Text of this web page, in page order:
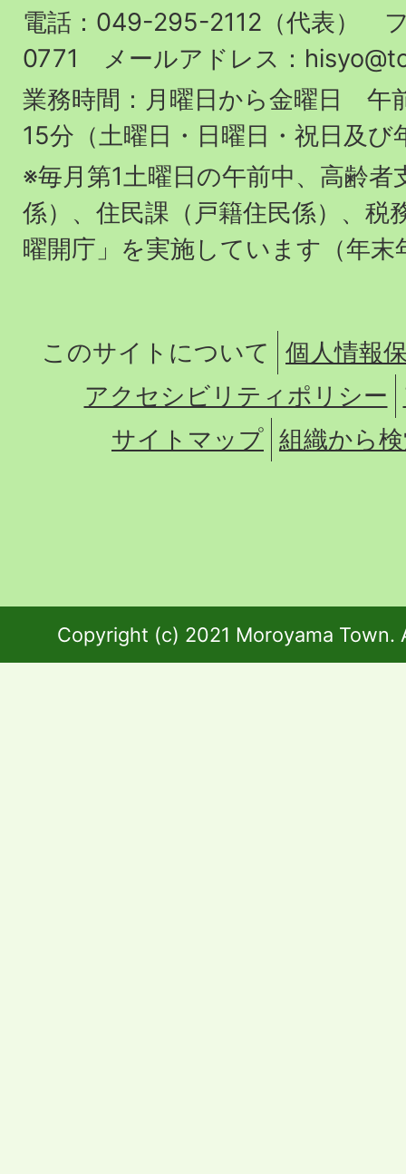
役
場
電話：049-295-2112（代表）
0771 メールアドレス：
業務時間：月曜日から金曜日 午
15分（土曜日・日曜日・祝日及び
※毎月第1土曜日の午前中、高齢者
係）、住民課（戸籍住民係）、税
曜開庁」を実施しています（年末
このサイトについて
個人情報
アクセシビリティポリシー
サイトマップ 組織から
Copyright (c) 2021 Moroyama Town.